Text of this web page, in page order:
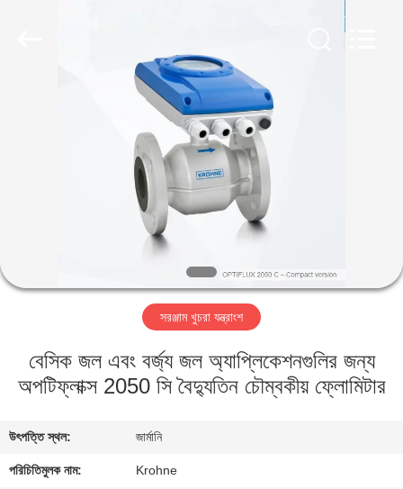
VR
প্রদর্শন
আমাদের
সম্পর্কে
কারখানা
ভ্রমণ
সরঞ্জাম খুচরা যন্ত্রাংশ
বেসিক জল এবং বর্জ্য জল অ্যাপ্লিকেশনগুলির জন্য
অপটিফ্লাক্স 2050 সি বৈদ্যুতিন চৌম্বকীয় ফ্লোমিটার
উৎপত্তি স্থল: জার্মানি
পরিচিতিমুলক নাম: Krohne